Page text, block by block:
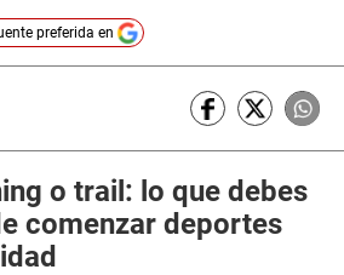
preferida en
o trail: lo que debes
comenzar deportes